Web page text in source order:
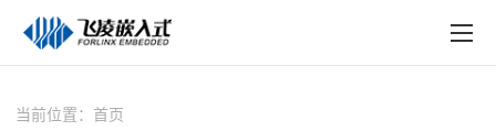
在线购买
当前位置： 首页